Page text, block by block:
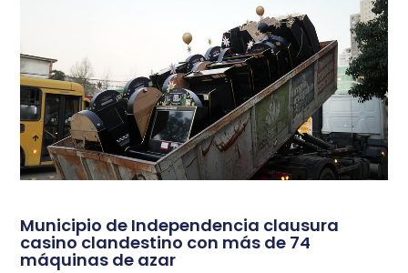
Municipio de Independencia clausura
casino clandestino con más de 74
máquinas de azar